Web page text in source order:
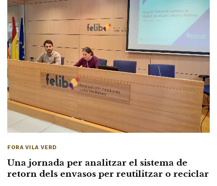
FORA VILA VERD
Una jornada per analitzar el sistema de
retorn dels envasos per reutilitzar o reciclar